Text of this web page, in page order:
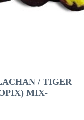
/ TIGER
MIX-